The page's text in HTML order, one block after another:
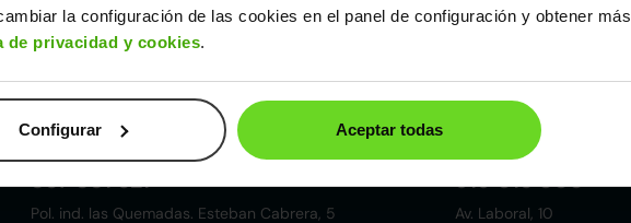
la configuración de las cookies en el panel de configuración y obtener más
de privacidad y cookies.
Configurar Aceptar todas
Alto
1,53m
Peso
Maletero
857 881 521
Pol. ind. las Quemadas. Esteban Cabrera, 5
919 015 000
Av. Laboral, 10